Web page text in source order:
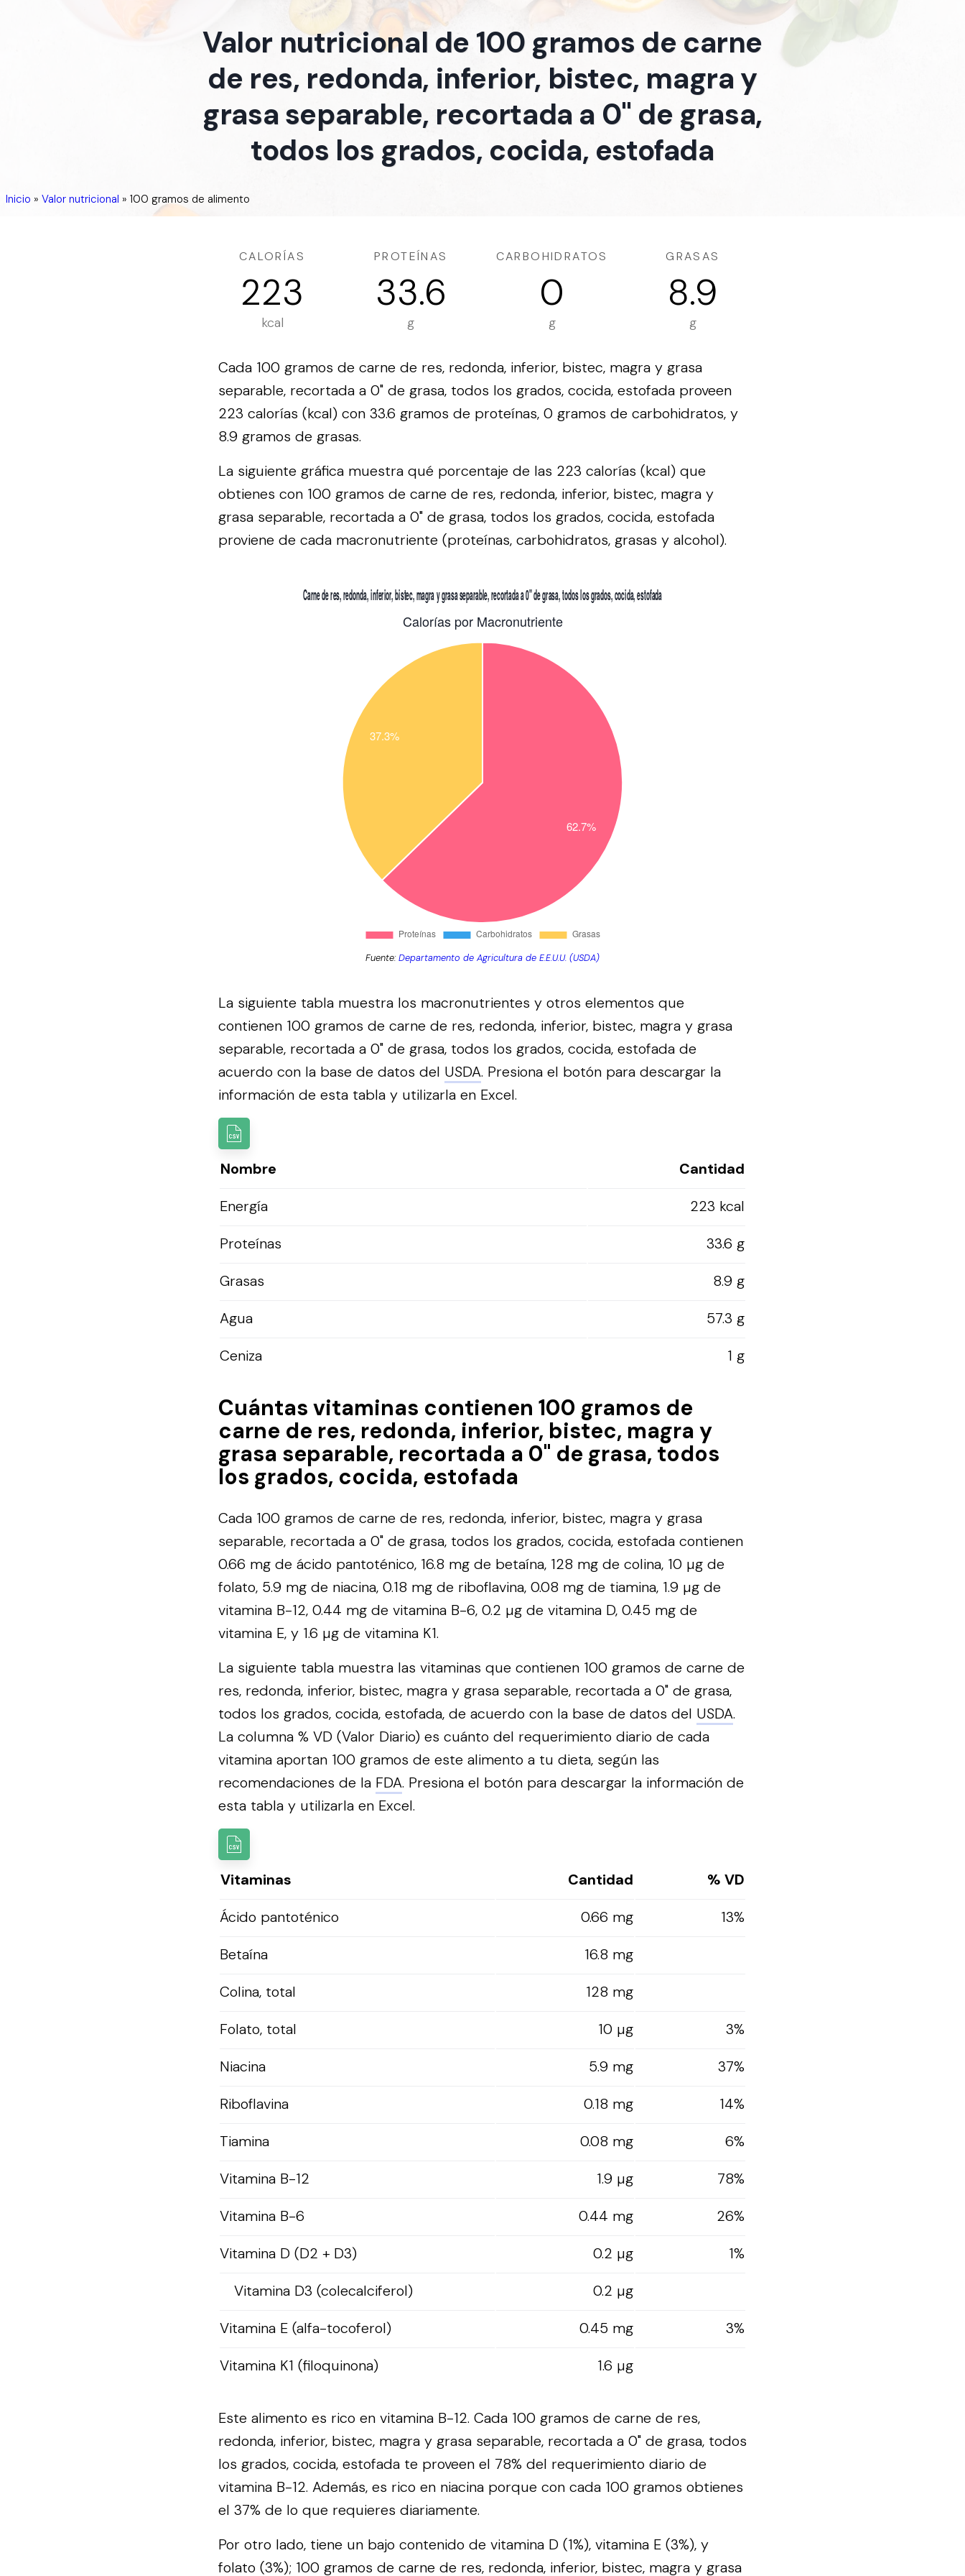
Valor nutricional de 100 gramos de carne
de res, redonda, inferior, bistec, magra y
grasa separable, recortada a 0" de grasa,
todos los grados, cocida, estofada
Inicio » Valor nutricional » 100 gramos de alimento
CALORÍAS
223
kcal
PROTEÍNAS
33.6
g
CARBOHIDRATOS
0
g
GRASAS
8.9
g
Cada 100 gramos de carne de res, redonda, inferior, bistec, magra y grasa
separable, recortada a 0" de grasa, todos los grados, cocida, estofada proveen
223 calorías (kcal) con 33.6 gramos de proteínas, 0 gramos de carbohidratos, y
8.9 gramos de grasas.
La siguiente gráfica muestra qué porcentaje de las 223 calorías (kcal) que
obtienes con 100 gramos de carne de res, redonda, inferior, bistec, magra y
grasa separable, recortada a 0" de grasa, todos los grados, cocida, estofada
proviene de cada macronutriente (proteínas, carbohidratos, grasas y alcohol).
Fuente:Departamento de Agricultura de E.E.U.U. (USDA)
La siguiente tabla muestra los macronutrientes y otros elementos que
contienen 100 gramos de carne de res, redonda, inferior, bistec, magra y grasa
separable, recortada a 0" de grasa, todos los grados, cocida, estofada de
acuerdo con la base de datos del USDA. Presiona el botón para descargar la
información de esta tabla y utilizarla en Excel.
Nombre
Cantidad
Energía
223 kcal
Proteínas
33.6 g
Grasas
8.9 g
Agua
57.3 g
Ceniza
1 g
Cuántas vitaminas contienen 100 gramos de
carne de res, redonda, inferior, bistec, magra y
grasa separable, recortada a 0" de grasa, todos
los grados, cocida, estofada
Cada 100 gramos de carne de res, redonda, inferior, bistec, magra y grasa
separable, recortada a 0" de grasa, todos los grados, cocida, estofada contienen
0.66 mg de ácido pantoténico, 16.8 mg de betaína, 128 mg de colina, 10 µg de
folato, 5.9 mg de niacina, 0.18 mg de riboflavina, 0.08 mg de tiamina, 1.9 µg de
vitamina B-12, 0.44 mg de vitamina B-6, 0.2 µg de vitamina D, 0.45 mg de
vitamina E, y 1.6 µg de vitamina K1.
La siguiente tabla muestra las vitaminas que contienen 100 gramos de carne de
res, redonda, inferior, bistec, magra y grasa separable, recortada a 0" de grasa,
todos los grados, cocida, estofada, de acuerdo con la base de datos del USDA.
La columna % VD (Valor Diario) es cuánto del requerimiento diario de cada
vitamina aportan 100 gramos de este alimento a tu dieta, según las
recomendaciones de la FDA. Presiona el botón para descargar la información de
esta tabla y utilizarla en Excel.
Vitaminas Cantidad
% VD
Ácido pantoténico
0.66 mg
13%
Betaína
16.8 mg
Colina, total
128 mg
Folato, total
10 µg
3%
Niacina
5.9 mg
37%
Riboflavina
0.18 mg
14%
Tiamina
0.08 mg
6%
Vitamina B-12
1.9 µg
78%
Vitamina B-6
0.44 mg
26%
Vitamina D (D2 + D3)
0.2 µg
1%
Vitamina D3 (colecalciferol)
0.2 µg
Vitamina E (alfa-tocoferol)
0.45 mg
3%
Vitamina K1 (filoquinona)
1.6 µg
Este alimento es rico en vitamina B-12. Cada 100 gramos de carne de res,
redonda, inferior, bistec, magra y grasa separable, recortada a 0" de grasa, todos
los grados, cocida, estofada te proveen el 78% del requerimiento diario de
vitamina B-12. Además, es rico en niacina porque con cada 100 gramos obtienes
el 37% de lo que requieres diariamente.
Por otro lado, tiene un bajo contenido de vitamina D (1%), vitamina E (3%), y
folato (3%); 100 gramos de carne de res, redonda, inferior, bistec, magra y grasa